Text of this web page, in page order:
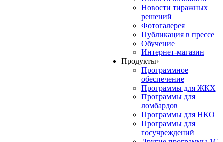
Новости тиражных
решений
Фотогалерея
Публикация в прессе
Обучение
Интернет-магазин
Продукты›
Программное
обеспечение
Программы для ЖКХ
Программы для
ломбардов
Программы для НКО
Программы для
госучреждений